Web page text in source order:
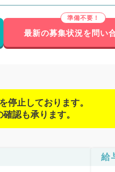
最新の募集状況を問い
停止しております。
認も承ります。
給